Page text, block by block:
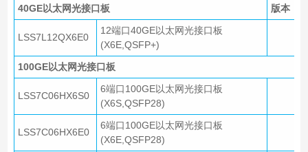
40GE以太网光接口板
版本
LSS7L12QX6E0
12端口40GE以太网光接口板
(X6E,QSFP+)
100GE以太网光接口板
LSS7C06HX6S0
6端口100GE以太网光接口板
(X6S,QSFP28)
LSS7C06HX6E0
6端口100GE以太网光接口板
(X6E,QSFP28)